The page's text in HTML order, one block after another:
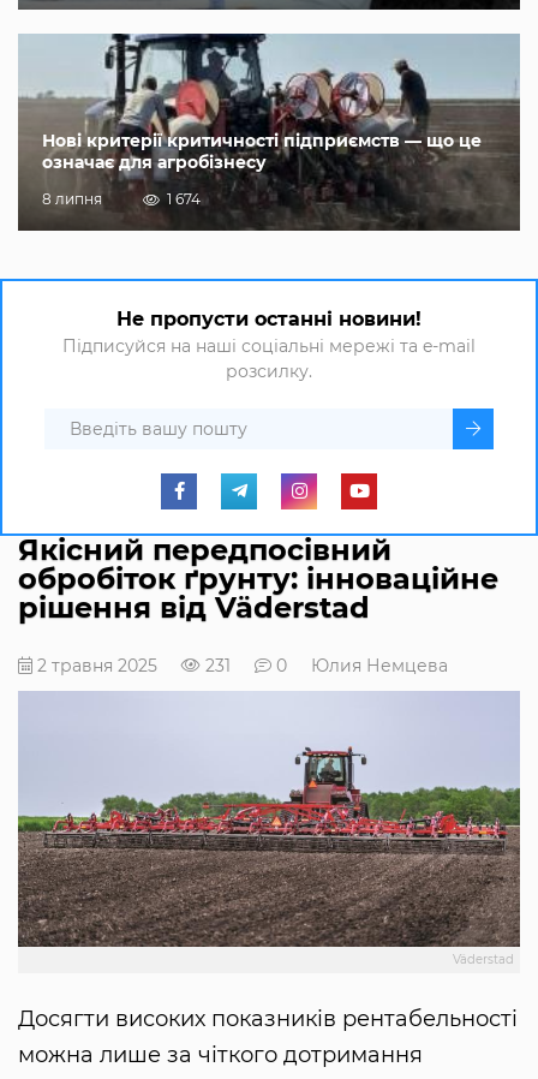
Нові критерії критичності підприємств — що це
означає для агробізнесу
8 липня 1 674
Не пропусти останні новини!
Підписуйся на наші соціальні мережі та e-mail
розсилку.
Якісний передпосівний
обробіток ґрунту: інноваційне
рішення від Väderstad
2 травня 2025 231 0 Юлия Немцева
Väderstad
Досягти високих показників рентабельності
можна лише за чіткого дотримання